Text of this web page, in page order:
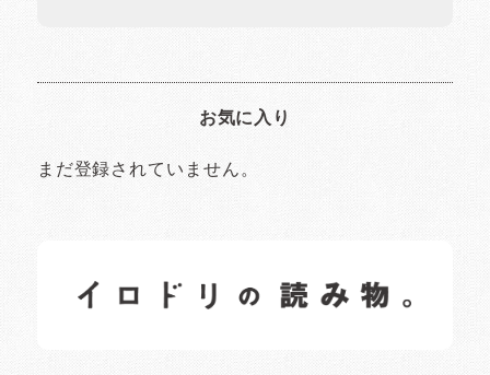
お気に入り
まだ登録されていません。
日常の様子など随時更新中です。